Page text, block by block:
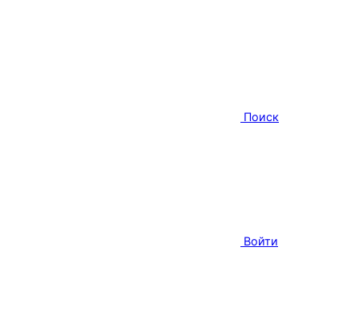
Поиск
Войти